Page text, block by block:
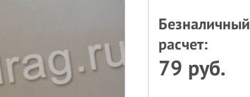
Безналичный
расчет:
79 руб.